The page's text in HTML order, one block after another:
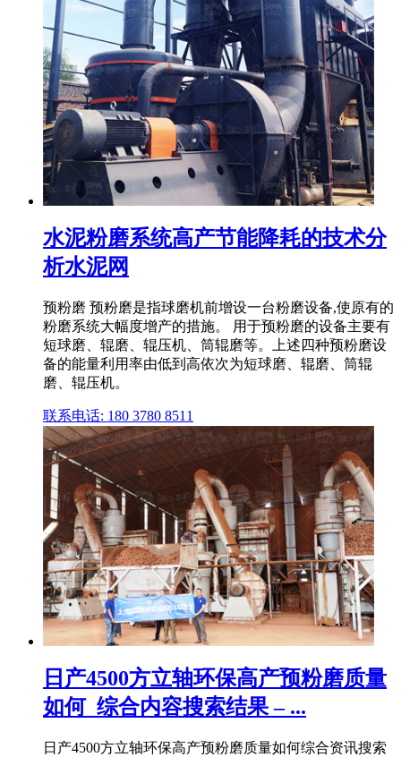
水泥粉磨系统高产节能降耗的技术分
析水泥网
预粉磨 预粉磨是指球磨机前增设一台粉磨设备,使原有的
粉磨系统大幅度增产的措施。 用于预粉磨的设备主要有
短球磨、辊磨、辊压机、筒辊磨等。上述四种预粉磨设
备的能量利用率由低到高依次为短球磨、辊磨、筒辊
磨、辊压机。
联系电话: 180 3780 8511
日产4500方立轴环保高产预粉磨质量
如何_综合内容搜索结果 – ...
日产4500方立轴环保高产预粉磨质量如何综合资讯搜索